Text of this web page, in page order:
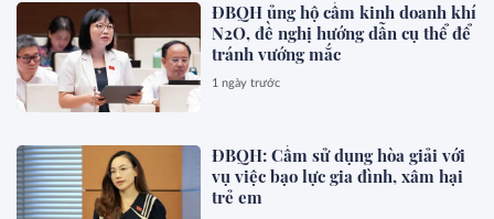
ĐBQH ủng hộ cấm kinh doanh khí
N2O, đề nghị hướng dẫn cụ thể để
tránh vướng mắc
1 ngày trước
ĐBQH: Cấm sử dụng hòa giải với
vụ việc bạo lực gia đình, xâm hại
trẻ em